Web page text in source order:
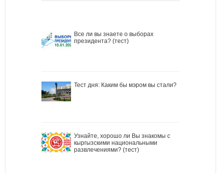
Все ли вы знаете о выборах
президента? (тест)
Тест дня: Каким бы мэром вы стали?
Узнайте, хорошо ли Вы знакомы с
кыргызскими национальными
развлечениями? (тест)